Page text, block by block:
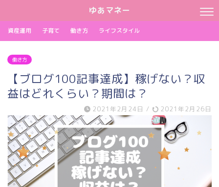
ゆあマネー
資産運用 子育て 働き方 ライフスタイル
働き方
【ブログ100記事達成】稼げない？収
益はどれくらい？期間は？
2021年2月24日 / 2021年2月26日